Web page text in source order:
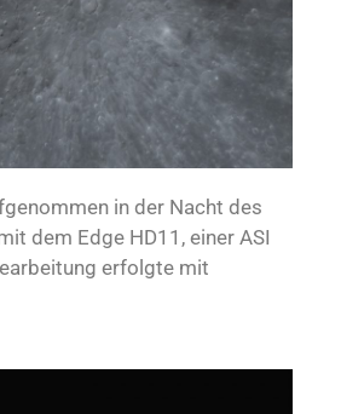
in der Nacht des
dem Edge HD11, einer ASI
erfolgte mit